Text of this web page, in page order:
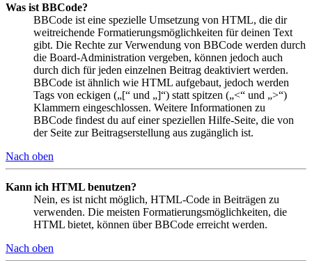
Was ist BBCode?
BBCode ist eine spezielle Umsetzung von HTML, die dir
weitreichende Formatierungsmöglichkeiten für deinen Text
gibt. Die Rechte zur Verwendung von BBCode werden durch
die Board-Administration vergeben, können jedoch auch
durch dich für jeden einzelnen Beitrag deaktiviert werden.
BBCode ist ähnlich wie HTML aufgebaut, jedoch werden
Tags von eckigen („[“ und „]“) statt spitzen („<“ und „>“)
Klammern eingeschlossen. Weitere Informationen zu
BBCode findest du auf einer speziellen Hilfe-Seite, die von
der Seite zur Beitragserstellung aus zugänglich ist.
Nach oben
Kann ich HTML benutzen?
Nein, es ist nicht möglich, HTML-Code in Beiträgen zu
verwenden. Die meisten Formatierungsmöglichkeiten, die
HTML bietet, können über BBCode erreicht werden.
Nach oben